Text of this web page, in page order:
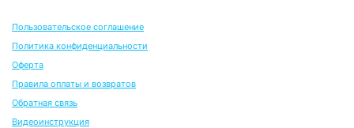
Пользовательское соглашение
Политика конфиденциальности
Оферта
Правила оплаты и возвратов
Обратная связь
Видеоинструкция